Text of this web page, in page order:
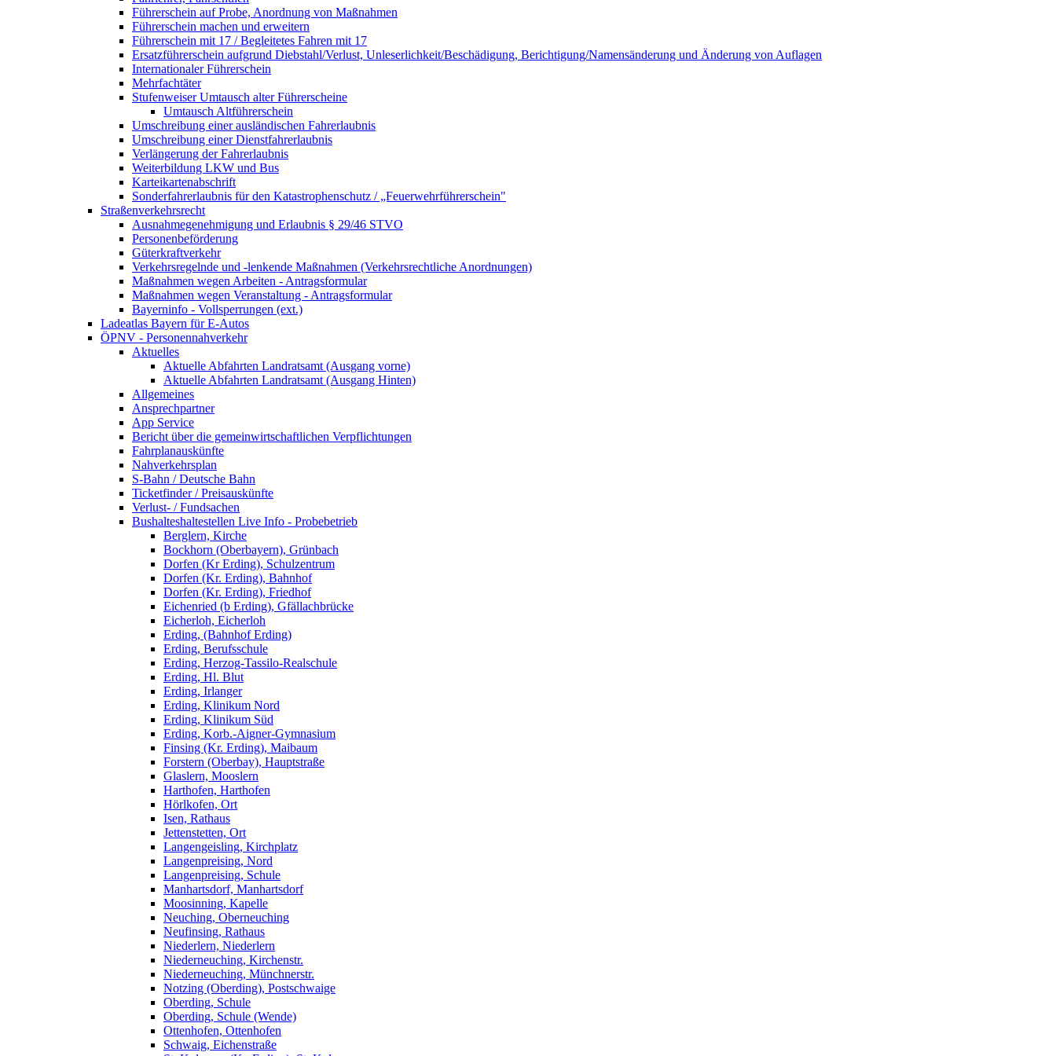
Führerschein auf Probe, Anordnung von Maßnahmen
Führerschein machen und erweitern
Führerschein mit 17 / Begleitetes Fahren mit 17
Ersatzführerschein aufgrund Diebstahl/Verlust, Unleserlichkeit/Beschädigung, Berichtigung/Namensänderung und Änderung von Auflagen
Internationaler Führerschein
Mehrfachtäter
Stufenweiser Umtausch alter Führerscheine
Umtausch Altführerschein
Umschreibung einer ausländischen Fahrerlaubnis
Umschreibung einer Dienstfahrerlaubnis
Verlängerung der Fahrerlaubnis
Weiterbildung LKW und Bus
Karteikartenabschrift
Sonderfahrerlaubnis für den Katastrophenschutz / „Feuerwehrführerschein"
Straßenverkehrsrecht
Ausnahmegenehmigung und Erlaubnis § 29/46 STVO
Personenbeförderung
Güterkraftverkehr
Verkehrsregelnde und -lenkende Maßnahmen (Verkehrsrechtliche Anordnungen)
Maßnahmen wegen Arbeiten - Antragsformular
Maßnahmen wegen Veranstaltung - Antragsformular
Bayerninfo - Vollsperrungen (ext.)
Ladeatlas Bayern für E-Autos
ÖPNV - Personennahverkehr
Aktuelles
Aktuelle Abfahrten Landratsamt (Ausgang vorne)
Aktuelle Abfahrten Landratsamt (Ausgang Hinten)
Allgemeines
Ansprechpartner
App Service
Bericht über die gemeinwirtschaftlichen Verpflichtungen
Fahrplanauskünfte
Nahverkehrsplan
S-Bahn / Deutsche Bahn
Ticketfinder / Preisauskünfte
Verlust- / Fundsachen
Bushalteshaltestellen Live Info - Probebetrieb
Berglern, Kirche
Bockhorn (Oberbayern), Grünbach
Dorfen (Kr Erding), Schulzentrum
Dorfen (Kr. Erding), Bahnhof
Dorfen (Kr. Erding), Friedhof
Eichenried (b Erding), Gfällachbrücke
Eicherloh, Eicherloh
Erding, (Bahnhof Erding)
Erding, Berufsschule
Erding, Herzog-Tassilo-Realschule
Erding, Hl. Blut
Erding, Irlanger
Erding, Klinikum Nord
Erding, Klinikum Süd
Erding, Korb.-Aigner-Gymnasium
Finsing (Kr. Erding), Maibaum
Forstern (Oberbay), Hauptstraße
Glaslern, Mooslern
Harthofen, Harthofen
Hörlkofen, Ort
Isen, Rathaus
Jettenstetten, Ort
Langengeisling, Kirchplatz
Langenpreising, Nord
Langenpreising, Schule
Manhartsdorf, Manhartsdorf
Moosinning, Kapelle
Neuching, Oberneuching
Neufinsing, Rathaus
Niederlern, Niederlern
Niederneuching, Kirchenstr.
Niederneuching, Münchnerstr.
Notzing (Oberding), Postschwaige
Oberding, Schule
Oberding, Schule (Wende)
Ottenhofen, Ottenhofen
Schwaig, Eichenstraße